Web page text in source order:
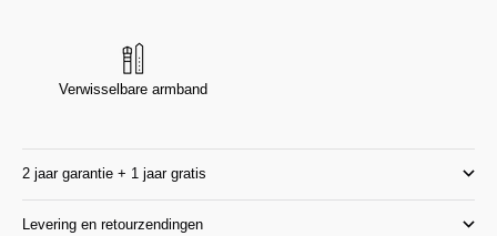
Verwisselbare armband
2 jaar garantie + 1 jaar gratis
Levering en retourzendingen